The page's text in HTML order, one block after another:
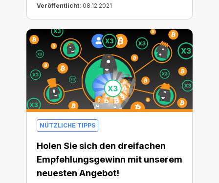
unserem Sonderpreis!
Veröffentlicht: 08.12.2021
NÜTZLICHE TIPPS
Holen Sie sich den dreifachen
Empfehlungsgewinn mit unserem
neuesten Angebot!